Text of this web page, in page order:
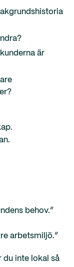
är
behov.”
arbetsmiljö.”
du inte lokal så